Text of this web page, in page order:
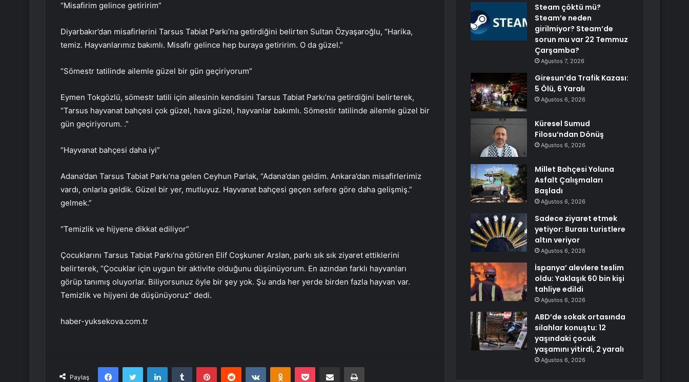
“Misafirim gelince getiririm”
Diyarbakır’dan misafirlerini Tarsus Tabiat Parkı’na getirdiğini belirten Sultan Özyaşaroğlu, “Harika,
temiz. Hayvanlarımız bakımlı. Misafir gelince hep buraya getiririm. O da güzel.”
“Sömestr tatilinde ailemle güzel bir gün geçiriyorum”
Eymen Tokgözlü, sömestr tatili için ailesinin kendisini Tarsus Tabiat Parkı’na getirdiğini belirterek,
“Tarsus hayvanat bahçesi çok güzel, hava güzel, hayvanlar bakımlı. Sömestir tatilinde ailemle güzel bir
gün geçiriyorum. .”
“Hayvanat bahçesi daha iyi”
Adana’dan Tarsus Tabiat Parkı’na gelen Ceyhun Parlak, “Adana’dan geldim. Ankara’dan misafirlerimiz
vardı, onlarla geldik. Güzel bir yer, mutluyuz. Hayvanat bahçesi geçen sefere göre daha gelişmiş.”
gelmek.”
“Temizlik ve hijyene dikkat ediliyor”
Çocuklarını Tarsus Tabiat Parkı’na götüren Elif Coşkuner Arslan, parkı sık sık ziyaret ettiklerini
belirterek, “Çocuklar için uygun bir aktivite olduğunu düşünüyorum. En azından farklı hayvanları
görüp tanımış oluyorlar. Biliyorsunuz öyle bir şey yok. Şu anda her yerde birden fazla hayvan var.
Temizlik ve hijyeni de düşünüyoruz” dedi.
haber-yuksekova.com.tr
Paylaş
FacebookTwitter LinkedInTumblr PinterestReddit VKontakteOdnoklassniki
Pocket E-Posta ile paylaş Yazdır
Steam çöktü mü?
Steam’e neden
girilmiyor? Steam’de
sorun mu var 22 Temmuz
Çarşamba?
Ağustos 7, 2026
Giresun’da Trafik Kazası:
5 Ölü, 6 Yaralı
Ağustos 6, 2026
Küresel Sumud
Filosu’ndan Dönüş
Ağustos 6, 2026
Millet Bahçesi Yoluna
Asfalt Çalışmaları
Başladı
Ağustos 6, 2026
Sadece ziyaret etmek
yetiyor: Burası turistlere
altın veriyor
Ağustos 6, 2026
İspanya’ alevlere teslim
oldu: Yaklaşık 60 bin kişi
tahliye edildi
Ağustos 6, 2026
ABD’de sokak ortasında
silahlar konuştu: 12
yaşındaki çocuk
yaşamını yitirdi, 2 yaralı
Ağustos 6, 2026